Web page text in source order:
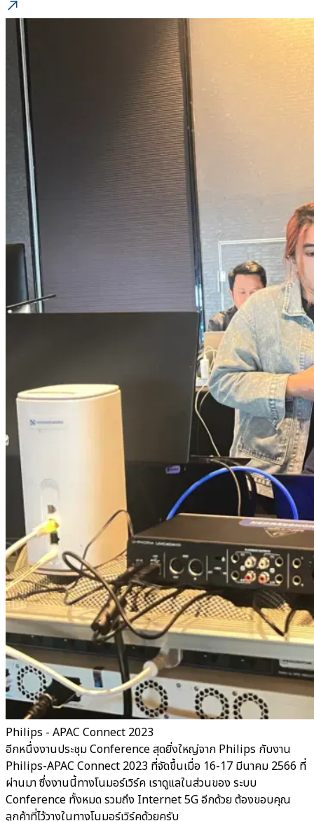
Philips - APAC Connect 2023
อีกหนึ่งงานประชุม Conference สุดยิ่งใหญ่จาก Philips กับงาน
Philips-APAC Connect 2023 ที่จัดขึ้นเมื่อ 16-17 มีนาคม 2566 ที่
ผ่านมา ซึ่งงานนี้ทางโนมอร์เวิร์ค เราดูแลในส่วนของ ระบบ
Conference ทั้งหมด รวมถึง Internet 5G อีกด้วย ต้องขอบคุณ
ลูกค้าที่ไว้วางในทางโนมอร์เวิร์คด้วยครับ